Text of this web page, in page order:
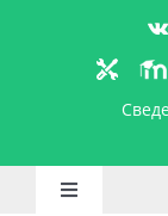
Toggle